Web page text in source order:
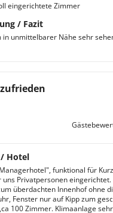
eingerichtete Zimmer
/ Fazit
in unmittelbarer Nähe sehr
Hotel
funktional für
Privatpersonen
überdachten Innenhof ohne
Fenster nur auf Kipp zum
100 Zimmer. Klimaanlage